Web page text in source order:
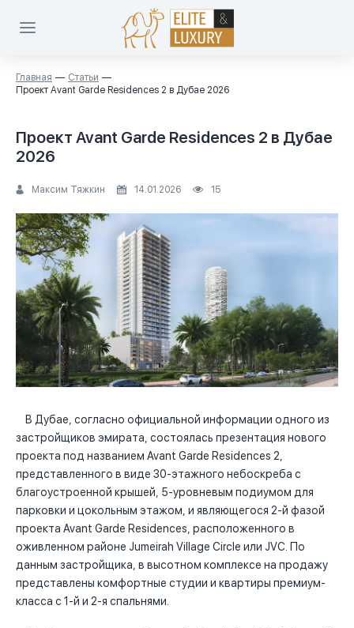
Главная
Статьи
Проект Avant Garde Residences 2 в Дубае 2026
Проект Avant Garde Residences 2 в Дубае
2026
Максим Тяжкин 14.01.2026 15
В Дубае, согласно официальной информации одного из
застройщиков эмирата, состоялась презентация нового
проекта под названием Avant Garde Residences 2,
представленного в виде 30-этажного небоскреба с
благоустроенной крышей, 5-уровневым подиумом для
парковки и цокольным этажом, и являющегося 2-й фазой
проекта Avant Garde Residences, расположенного в
оживленном районе Jumeirah Village Circle или JVC. По
данным застройщика, в высотном комплексе на продажу
представлены комфортные студии и квартиры премиум-
класса с 1-й и 2-я спальнями.